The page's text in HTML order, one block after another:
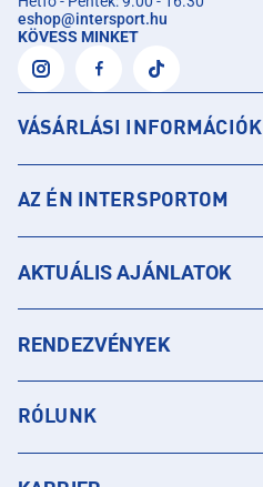
eshop@intersport.hu
KÖVESS MINKET
VÁSÁRLÁSI INFORMÁCIÓK
AZ ÉN INTERSPORTOM
AKTUÁLIS AJÁNLATOK
RENDEZVÉNYEK
RÓLUNK